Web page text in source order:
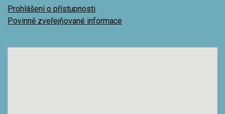
Prohlášení o přístupnosti
Povinně zveřejňované informace